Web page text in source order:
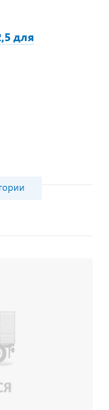
для